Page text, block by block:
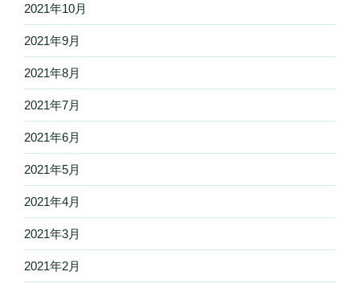
2021年10月
2021年9月
2021年8月
2021年7月
2021年6月
2021年5月
2021年4月
2021年3月
2021年2月